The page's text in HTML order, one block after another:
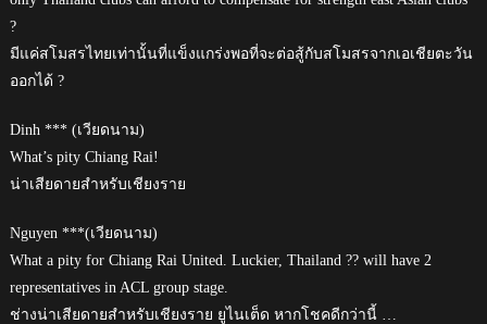
?
มีแค่สโมสรไทยเท่านั้นที่แข็งแกร่งพอที่จะต่อสู้กับสโมสรจากเอเชียตะวัน
ออกได้ ?
Dinh *** (เวียดนาม)
What’s pity Chiang Rai!
น่าเสียดายสำหรับเชียงราย
Nguyen ***(เวียดนาม)
What a pity for Chiang Rai United. Luckier, Thailand ?? will have 2
representatives in ACL group stage.
ช่างน่าเสียดายสำหรับเชียงราย ยูไนเต็ด หากโชคดีกว่านี้ …